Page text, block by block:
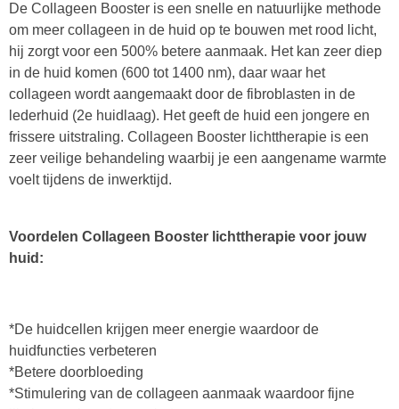
De Collageen Booster is een snelle en natuurlijke methode
om meer collageen in de huid op te bouwen met rood licht,
hij zorgt voor een 500% betere aanmaak. Het kan zeer diep
in de huid komen (600 tot 1400 nm), daar waar het
collageen wordt aangemaakt door de fibroblasten in de
lederhuid (2e huidlaag). Het geeft de huid een jongere en
frissere uitstraling. Collageen Booster lichttherapie is een
zeer veilige behandeling waarbij je een aangename warmte
voelt tijdens de inwerktijd.
Voordelen Collageen Booster lichttherapie voor jouw
huid:
*De huidcellen krijgen meer energie waardoor de
huidfuncties verbeteren
*Betere doorbloeding
*Stimulering van de collageen aanmaak waardoor fijne